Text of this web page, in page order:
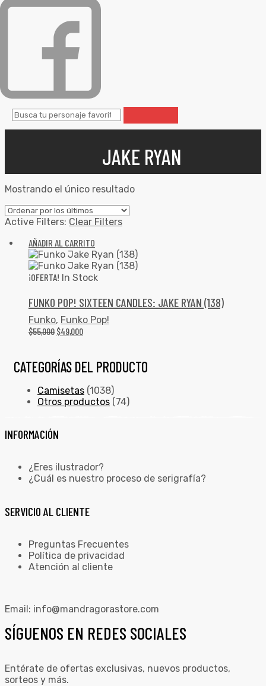
JAKE RYAN
Mostrando el único resultado
Active Filters: Clear Filters
AÑADIR AL CARRITO
¡OFERTA! In Stock
FUNKO POP! SIXTEEN CANDLES: JAKE RYAN (138)
Funko, Funko Pop!
$55,000 $49,000
CATEGORÍAS DEL PRODUCTO
Camisetas (1038)
Otros productos (74)
INFORMACIÓN
¿Eres ilustrador?
¿Cuál es nuestro proceso de serigrafía?
SERVICIO AL CLIENTE
Preguntas Frecuentes
Política de privacidad
Atención al cliente
Email: info@mandragorastore.com
SÍGUENOS EN REDES SOCIALES
Entérate de ofertas exclusivas, nuevos productos,
sorteos y más.